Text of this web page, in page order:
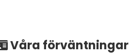
Våra förväntningar